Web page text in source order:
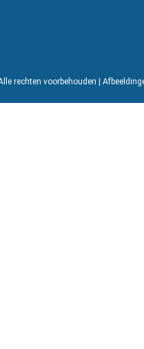
rechten voorbehouden |